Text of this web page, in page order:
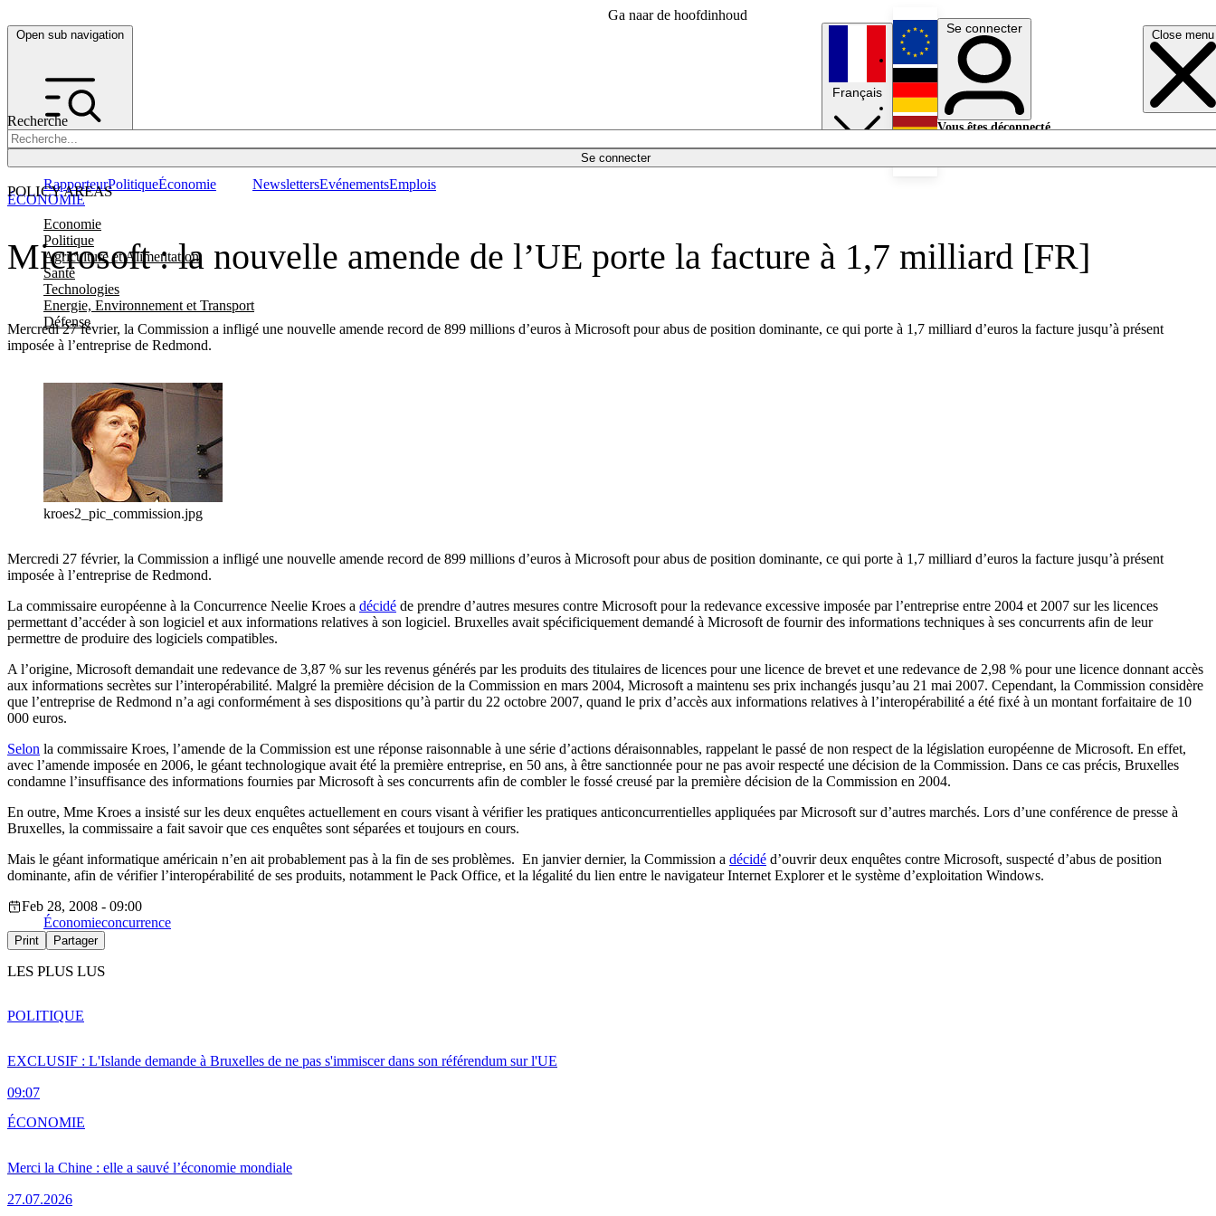
Ga naar de hoofdinhoud
Open sub navigation Close menu
Recherche
Se connecter
POLICY AREAS
Economie
Politique
Agriculture et Alimentation
Santé
Technologies
Energie, Environnement et Transport
Défense
RapporteurPolitiqueÉconomie NewslettersEvénementsEmplois
Français
English
Deutsch
Se connecter
Vous êtes déconnecté.
Microsoft : la nouvelle amende de l’UE porte la facture à 1,7 milliard [FR]
Mercredi 27 février, la Commission a infligé une nouvelle amende record de 899 millions d’euros à Microsoft pour abus de position dominante, ce qui porte à 1,7 milliard d’euros la facture jusqu’à présent
imposée à l’entreprise de Redmond.
ÉCONOMIE
kroes2_pic_commission.jpg
Mercredi 27 février, la Commission a infligé une nouvelle amende record de 899 millions d’euros à Microsoft pour abus de position dominante, ce qui porte à 1,7 milliard d’euros la facture jusqu’à présent
imposée à l’entreprise de Redmond.
La commissaire européenne à la Concurrence Neelie Kroes a décidé de prendre d’autres mesures contre Microsoft pour la redevance excessive imposée par l’entreprise entre 2004 et 2007 sur les licences
permettant d’accéder à son logiciel et aux informations relatives à son logiciel. Bruxelles avait spécificiquement demandé à Microsoft de fournir des informations techniques à ses concurrents afin de leur
permettre de produire des logiciels compatibles.
A l’origine, Microsoft demandait une redevance de 3,87 % sur les revenus générés par les produits des titulaires de licences pour une licence de brevet et une redevance de 2,98 % pour une licence donnant accès
aux informations secrètes sur l’interopérabilité. Malgré la première décision de la Commission en mars 2004, Microsoft a maintenu ses prix inchangés jusqu’au 21 mai 2007. Cependant, la Commission considère
que l’entreprise de Redmond n’a agi conformément à ses dispositions qu’à partir du 22 octobre 2007, quand le prix d’accès aux informations relatives à l’interopérabilité a été fixé à un montant forfaitaire de 10
000 euros.
Selon la commissaire Kroes, l’amende de la Commission est une réponse raisonnable à une série d’actions déraisonnables, rappelant le passé de non respect de la législation européenne de Microsoft. En effet,
avec l’amende imposée en 2006, le géant technologique avait été la première entreprise, en 50 ans, à être sanctionnée pour ne pas avoir respecté une décision de la Commission. Dans ce cas précis, Bruxelles
condamne l’insuffisance des informations fournies par Microsoft à ses concurrents afin de combler le fossé creusé par la première décision de la Commission en 2004.
En outre, Mme Kroes a insisté sur les deux enquêtes actuellement en cours visant à vérifier les pratiques anticoncurrentielles appliquées par Microsoft sur d’autres marchés. Lors d’une conférence de presse à
Bruxelles, la commissaire a fait savoir que ces enquêtes sont séparées et toujours en cours.
Mais le géant informatique américain n’en ait probablement pas à la fin de ses problèmes. En janvier dernier, la Commission a décidé d’ouvrir deux enquêtes contre Microsoft, suspecté d’abus de position
dominante, afin de vérifier l’interopérabilité de ses produits, notamment le Pack Office, et la légalité du lien entre le navigateur Internet Explorer et le système d’exploitation Windows.
Feb 28, 2008 - 09:00
Économieconcurrence
Print Partager
LES PLUS LUS
EXCLUSIF : L'Islande demande à Bruxelles de ne pas s'immiscer dans son référendum sur l'UE
09:07
POLITIQUE
Merci la Chine : elle a sauvé l’économie mondiale
27.07.2026
ÉCONOMIE